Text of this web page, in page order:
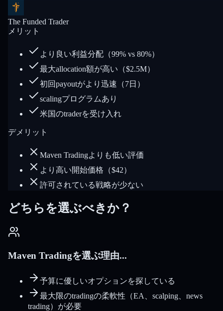
The Funded Trader
メリット
より良い利益分配（99% vs 80%）
最大allocation額が高い（$2.5M）
初回payoutがより迅速（7日）
scalingプログラムあり
米国のtraderを受け入れ
デメリット
Maven Tradingよりも低い評価
より高い開始価格（$42）
許可されている戦略が少ない
どちらを選ぶべきか？
Maven Tradingを選ぶ理由...
予算に優しいオプションを探している
最大限のtradingの柔軟性（EA、scalping、news
trading）が必要